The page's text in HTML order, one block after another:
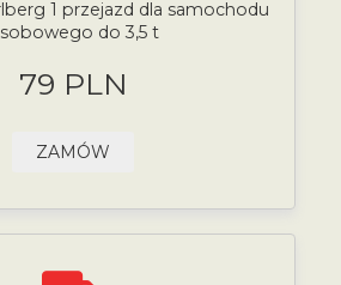
1 przejazd dla samochodu
do 3,5 t
79 PLN
ZAMÓW